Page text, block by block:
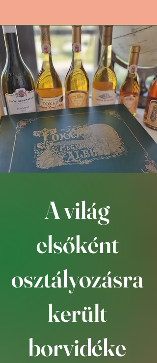
A világ
elsőként
osztályozásra
került
borvidéke